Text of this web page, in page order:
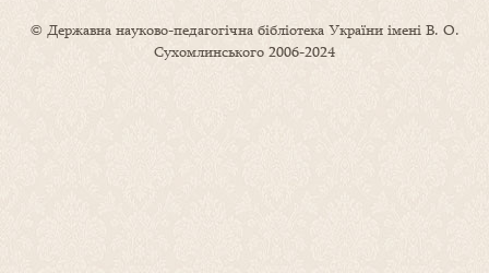
© Державна науково-педагогічна бібліотека України імені В. О.
Сухомлинського 2006-2024